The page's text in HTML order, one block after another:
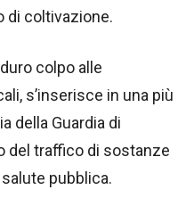
di coltivazione.
colpo alle
s’inserisce in una più
della Guardia di
del traffico di sostanze
pubblica.